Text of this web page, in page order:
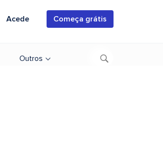
Acede Começa grátis
Outros